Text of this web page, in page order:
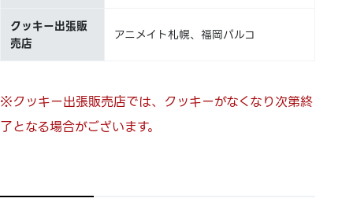
クッキー出張販
売店
アニメイト札幌、福岡パルコ
※クッキー出張販売店では、クッキーがなくなり次第終
了となる場合がございます。